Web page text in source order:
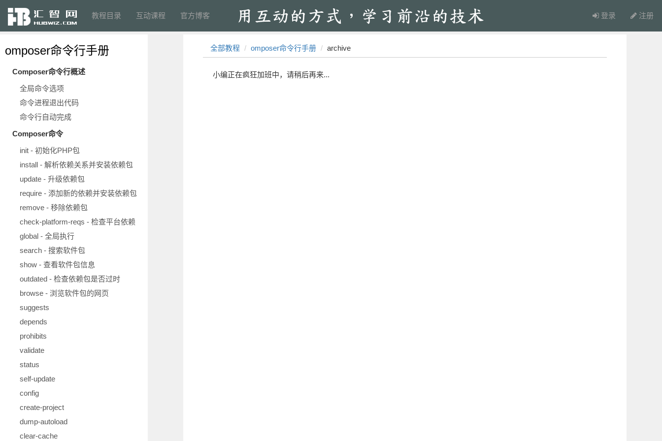
教程目录 互动课程 官方博客 登录 注册
omposer命令行手册
Composer命令行概述
全局命令选项
命令进程退出代码
命令行自动完成
Composer命令
init - 初始化PHP包
install - 解析依赖关系并安装依赖包
update - 升级依赖包
require - 添加新的依赖并安装依赖包
remove - 移除依赖包
check-platform-reqs - 检查平台依赖
global - 全局执行
search - 搜索软件包
show - 查看软件包信息
outdated - 检查依赖包是否过时
browse - 浏览软件包的网页
suggests
depends
prohibits
validate
status
self-update
config
create-project
dump-autoload
clear-cache
全部教程 omposer命令行手册 archive
小编正在疯狂加班中，请稍后再来...